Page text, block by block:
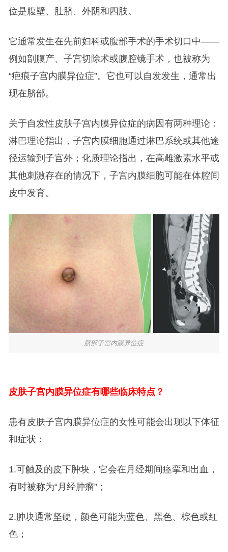
位是腹壁、肚脐、外阴和四肢。
它通常发生在先前妇科或腹部手术的手术切口中——
例如剖腹产、子宫切除术或腹腔镜手术，也被称为
“疤痕子宫内膜异位症”。它也可以自发发生，通常出
现在脐部。
关于自发性皮肤子宫内膜异位症的病因有两种理论：
淋巴理论指出，子宫内膜细胞通过淋巴系统或其他途
径运输到子宫外；化质理论指出，在高雌激素水平或
其他刺激存在的情况下，子宫内膜细胞可能在体腔间
皮中发育。
脐部子宫内膜异位症
皮肤子宫内膜异位症有哪些临床特点？
患有皮肤子宫内膜异位症的女性可能会出现以下体征
和症状：
1.可触及的皮下肿块，它会在月经期间痉挛和出血，
有时被称为“月经肿瘤”；
2.肿块通常坚硬，颜色可能为蓝色、黑色、棕色或红
色；